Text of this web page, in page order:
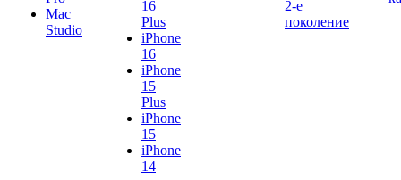
Mac
Studio
16
Plus
iPhone
16
iPhone
15
Plus
iPhone
15
iPhone
14
2-е
поколение